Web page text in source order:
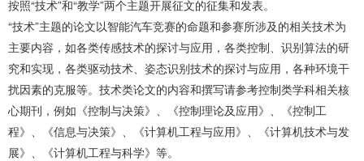
按照“技术”和“教学”两个主题开展征文的征集和发表。
“技术”主题的论文以智能汽车竞赛的命题和参赛所涉及的相关技术为
主要内容，如各类传感技术的探讨与应用，各类控制、识别算法的研
究和实现，各类驱动技术、姿态识别技术的探讨与应用，各种环境干
扰因素的克服等。技术类论文的内容和撰写请参考控制类学科相关核
心期刊，例如《控制与决策》、《控制理论及应用》、《控制工
程》、《信息与决策》、《计算机工程与应用》、《计算机技术与发
展》、《计算机工程与科学》等。